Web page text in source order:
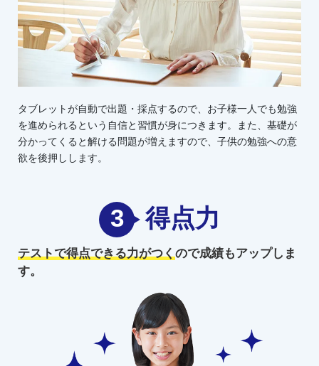
タブレットが自動で出題・採点するので、お子様一人でも勉強
を進められるという自信と習慣が身につきます。また、基礎が
分かってくると解ける問題が増えますので、子供の勉強への意
欲を後押しします。
3 得点力
テストで得点できる力がつくので成績もアップしま
す。